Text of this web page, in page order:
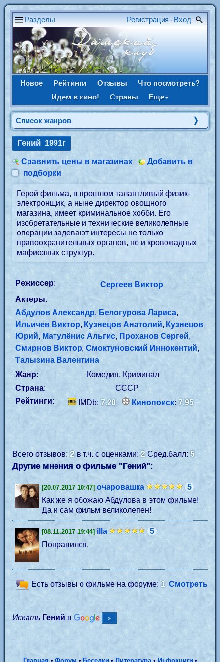
Разделы Регистрация • Вход
Новое Рейтинги Отзывы
Что посмотреть?
Идем в кино!
Страны Еще
Список жанров
Гений 1991г
Сравнить цены в магазинах
Добавить в
подборки
Герой фильма, в прошлом талантливый физик-
электронщик, а ныне директор овощного
магазина, имеет криминальное хобби. Его
изобретательные и технические великолепные
операции задевают интересы не только
правоохранительных органов, но и кровожадных
мафиозных структур.
Режиссер:
Сергеев Виктор
Актеры:
Абдулов Александр, Белогурова Лариса,
Ильичев Виктор, Кузнецов Анатолий, Кузнецов
Юрий, Матулёнис Альгис, Проханов Сергей,
Смирнов Виктор,Смоктуновский Иннокентий,
Талызина Валентина
Жанр:
Комедия, Криминал
Страна:
СССР
Рейтинги: IMDb:7.20 Кинопоиск:7.95
Всего отзывов:2в т.ч. с оценками:2Сред.балл: 5
Другие мнения о фильме "Гений":
[20.07.2017 10:47] очаровашка
5
Как же я обожаю Абдулова в этом фильме!
Да и сам фильм великолепен!
[08.11.2017 19:44] illa
5
Понравился.
Есть отзывы о фильме на форуме: 1 Смотреть
Искать Гений в
Главная•Форум• Беседки• Литература• Инфокниги•